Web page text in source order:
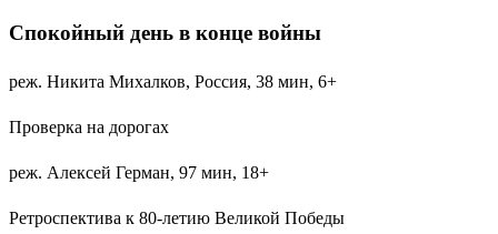
Спокойный день в конце войны
реж. Никита Михалков, Россия, 38 мин, 6+
Проверка на дорогах
реж. Алексей Герман, 97 мин, 18+
Ретроспектива к 80-летию Великой Победы